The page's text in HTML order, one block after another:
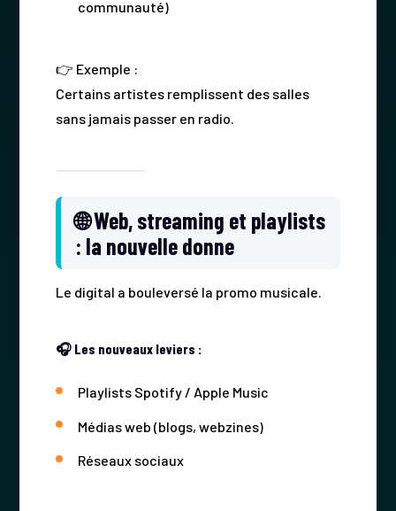
communauté)
👉 Exemple :
Certains artistes remplissent des salles
sans jamais passer en radio.
🌐 Web, streaming et playlists
: la nouvelle donne
Le digital a bouleversé la promo musicale.
🎧 Les nouveaux leviers :
Playlists Spotify / Apple Music
Médias web (blogs, webzines)
Réseaux sociaux